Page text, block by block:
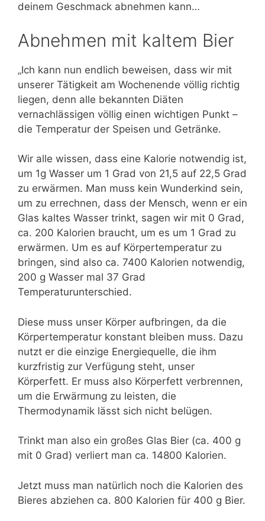
deinem Geschmack abnehmen kann…
Abnehmen mit kaltem Bier
„Ich kann nun endlich beweisen, dass wir mit
unserer Tätigkeit am Wochenende völlig richtig
liegen, denn alle bekannten Diäten
vernachlässigen völlig einen wichtigen Punkt –
die Temperatur der Speisen und Getränke.
Wir alle wissen, dass eine Kalorie notwendig ist,
um 1g Wasser um 1 Grad von 21,5 auf 22,5 Grad
zu erwärmen. Man muss kein Wunderkind sein,
um zu errechnen, dass der Mensch, wenn er ein
Glas kaltes Wasser trinkt, sagen wir mit 0 Grad,
ca. 200 Kalorien braucht, um es um 1 Grad zu
erwärmen. Um es auf Körpertemperatur zu
bringen, sind also ca. 7400 Kalorien notwendig,
200 g Wasser mal 37 Grad
Temperaturunterschied.
Diese muss unser Körper aufbringen, da die
Körpertemperatur konstant bleiben muss. Dazu
nutzt er die einzige Energiequelle, die ihm
kurzfristig zur Verfügung steht, unser
Körperfett. Er muss also Körperfett verbrennen,
um die Erwärmung zu leisten, die
Thermodynamik lässt sich nicht belügen.
Trinkt man also ein großes Glas Bier (ca. 400 g
mit 0 Grad) verliert man ca. 14800 Kalorien.
Jetzt muss man natürlich noch die Kalorien des
Bieres abziehen ca. 800 Kalorien für 400 g Bier.